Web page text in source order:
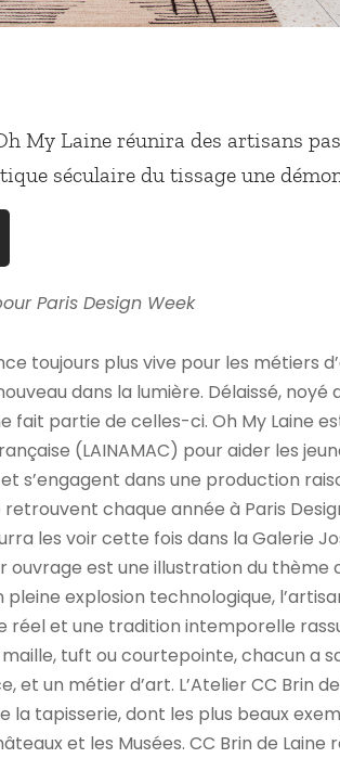
My Laine réunira des artisans
séculaire du tissage une
Paris Design Week
toujours plus vive pour les métiers
dans la lumière. Délaissé, noyé
fait partie de celles-ci. Oh My Laine
(LAINAMAC) pour aider les
s’engagent dans une production
retrouvent chaque année à Paris
les voir cette fois dans la Galerie
ouvrage est une illustration du thème
pleine explosion technologique,
réel et une tradition intemporelle
tuft ou courtepointe, chacun a
et un métier d’art. L’Atelier CC Brin
la tapisserie, dont les plus beaux
et les Musées. CC Brin de